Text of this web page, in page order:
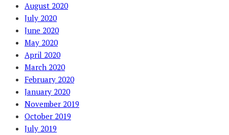
August 2020
July 2020
June 2020
May 2020
April 2020
March 2020
February 2020
January 2020
November 2019
October 2019
July 2019